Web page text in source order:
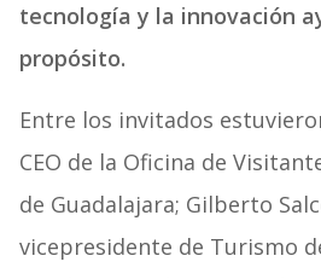
tecnología y la innovación
propósito.
Entre los invitados
CEO de la Oficina de
de Guadalajara; Gilberto
vicepresidente de Turismo